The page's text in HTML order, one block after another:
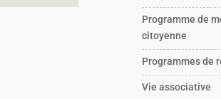
Programme de
citoyenne
Programmes de
Vie associative